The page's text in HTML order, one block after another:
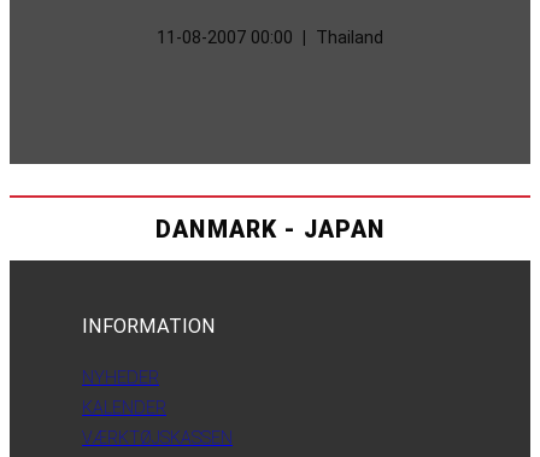
11-08-2007 00:00 Thailand
DANMARK - JAPAN
INFORMATION
NYHEDER
KALENDER
VÆRKTØJSKASSEN